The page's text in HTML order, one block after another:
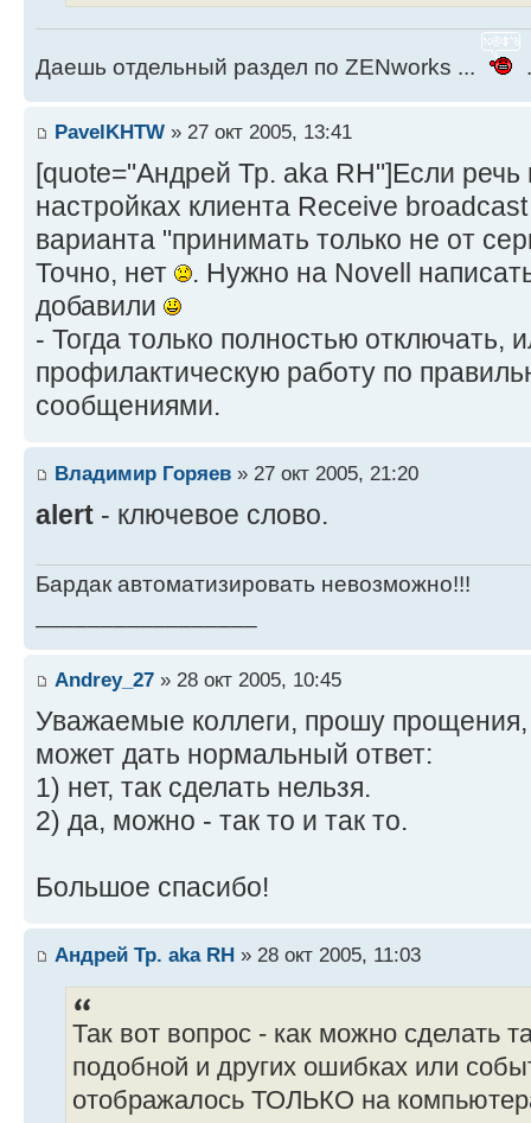
Даешь отдельный раздел по ZENworks ...
PavelKHTW » 27 окт 2005, 13:41
[quote="Андрей Тр. aka RH"]Если речь
настройках клиента Receive
варианта "принимать только не от
Точно, нет
. Нужно на Novell
добавили
- Тогда только полностью отключать,
профилактическую работу по
сообщениями.
Владимир Горяев » 27 окт 2005, 21:20
alert - ключевое слово.
Бардак автоматизировать невозможно!!!
Andrey_27 » 28 окт 2005, 10:45
Уважаемые коллеги, прошу прощения,
может дать нормальный ответ:
1) нет, так сделать нельзя.
2) да, можно - так то и так то.
Большое спасибо!
Андрей Тр. aka RH » 28 окт 2005, 11:03
Так вот вопрос - как можно сделать
подобной и других ошибках или
отображалось ТОЛЬКО на